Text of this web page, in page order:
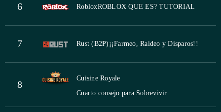
6 RobloxROBLOX QUE ES? TUTORIAL
7 Rust (B2P) ¡¡Farmeo, Raideo y Disparos!!
8
Cuisine Royale
Cuarto consejo para Sobrevivir